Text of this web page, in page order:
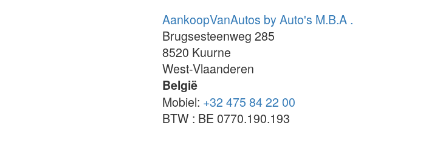
AankoopVanAutos by Auto's M.B.A .
Brugsesteenweg 285
8520 Kuurne
West-Vlaanderen
België
Mobiel: +32 475 84 22 00
BTW : BE 0770.190.193